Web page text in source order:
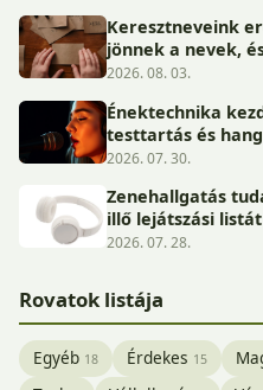
Keresztneveink
jönnek a nevek,
2026. 08. 03.
Énektechnika
testtartás és
2026. 07. 30.
Zenehallgatás
illő lejátszási listát
2026. 07. 28.
Rovatok listája
Egyéb 18 Érdekes 15